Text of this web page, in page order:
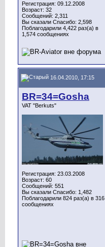
Регистрация: 09.12.2008
Возраст: 32
Сообщений: 2,311
Вы сказали Спасибо: 2,598
Поблагодарили 4,422 раз(а) в
1,574 сообщениях
16.04.2010, 17:15
BR=34=Gosha
VAT "Berkuts"
Регистрация: 23.03.2008
Возраст: 60
Сообщений: 551
Вы сказали Спасибо: 1,482
Поблагодарили 824 раз(а) в 316
сообщениях